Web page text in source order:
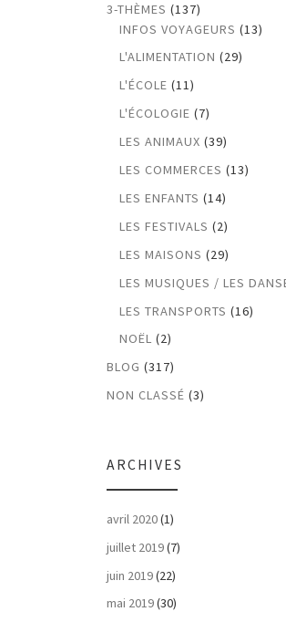
3-THÈMES (137)
INFOS VOYAGEURS (13)
L'ALIMENTATION (29)
L'ÉCOLE (11)
L'ÉCOLOGIE (7)
LES ANIMAUX (39)
LES COMMERCES (13)
LES ENFANTS (14)
LES FESTIVALS (2)
LES MAISONS (29)
LES MUSIQUES / LES
LES TRANSPORTS (16)
NOËL (2)
BLOG (317)
NON CLASSÉ (3)
ARCHIVES
avril 2020(1)
juillet 2019(7)
juin 2019(22)
mai 2019(30)